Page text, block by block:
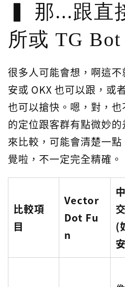
那...跟直
所或 TG Bot
很多人可能會想，啊這
安或 OKX 也可以跟，或
也可以搶快。嗯，對，
的定位跟客群有點微妙
來比較，可能會清楚一
覺啦，不一定完全精確。
比較項
目
Vector
Dot Fu
n
(